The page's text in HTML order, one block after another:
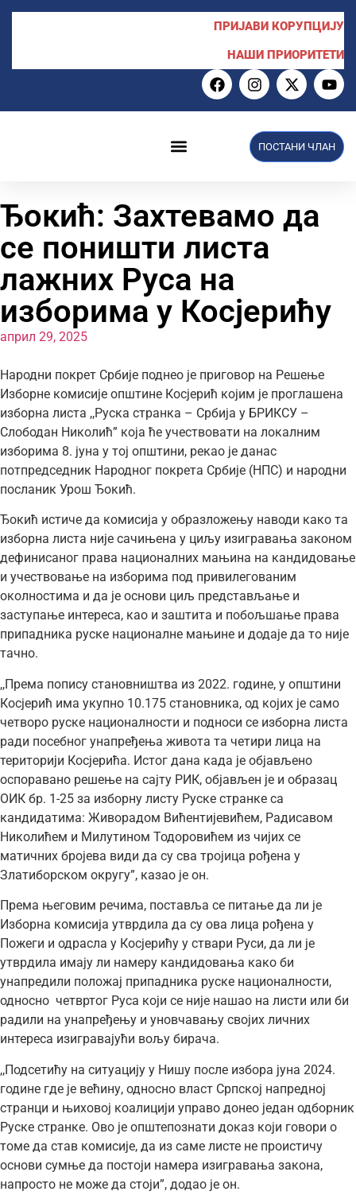
ПРИЈАВИ КОРУПЦИЈУ
НАШИ ПРИОРИТЕТИ
ПОСТАНИ ЧЛАН
Ђокић: Захтевамо да
се поништи листа
лажних Руса на
изборима у Косјерићу
април 29, 2025
Народни покрет Србије поднео је приговор на Решење
Изборне комисије општине Косјерић којим је проглашена
изборна листа ,,Руска странка – Србија у БРИКСУ –
Слободан Николић” која ће учествовати на локалним
изборима 8. јуна у тој општини, рекао је данас
потпредседник Народног покрета Србије (НПС) и народни
посланик Урош Ђокић.
Ђокић истиче да комисија у образложењу наводи како та
изборна листа није сачињена у циљу изигравања законом
дефинисаног права националних мањина на кандидовање
и учествовање на изборима под привилегованим
околностима и да је основи циљ представљање и
заступање интереса, као и заштита и побољшање права
припадника руске националне мањине и додаје да то није
тачно.
,,Према попису становништва из 2022. године, у општини
Косјерић има укупно 10.175 становника, од којих је само
четворо руске националности и подноси се изборна листа
ради посебног унапређења живота та четири лица на
територији Косјерића. Истог дана када је објављено
оспоравано решење на сајту РИК, објављен је и образац
ОИК бр. 1-25 за изборну листу Руске странке са
кандидатима: Живорадом Вићентијевићем, Радисавом
Николићем и Милутином Тодоровићем из чијих се
матичних бројева види да су сва тројица рођена у
Златиборском округу”, казао је он.
Према његовим речима, поставља се питање да ли је
Изборна комисија утврдила да су ова лица рођена у
Пожеги и одрасла у Косјерићу у ствари Руси, да ли је
утврдила имају ли намеру кандидовања како би
унапредили положај припадника руске националности,
односно четвртог Руса који се није нашао на листи или би
радили на унапређењу и уновчавању својих личних
интереса изигравајући вољу бирача.
,,Подсетићу на ситуацију у Нишу после избора јуна 2024.
године где је већину, односно власт Српској напредној
странци и њиховој коалицији управо донео један одборник
Руске странке. Ово је општепознати доказ који говори о
томе да став комисије, да из саме листе не проистичу
основи сумње да постоји намера изигравања закона,
напросто не може да стоји”, додао је он.